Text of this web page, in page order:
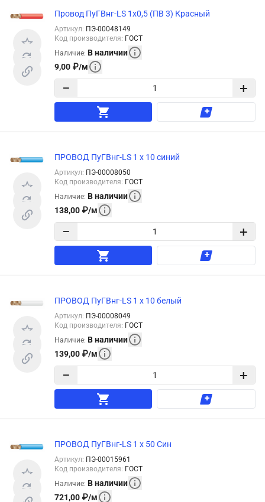
Провод ПуГВнг-LS 1х0,5 (ПВ 3) Красный
Артикул: ПЭ-00048149
Код производителя: ГОСТ
Наличие: В наличии
9,00 ₽/м
− +
ПРОВОД ПуГВнг-LS 1 х 10 синий
Артикул: ПЭ-00008050
Код производителя: ГОСТ
Наличие: В наличии
138,00 ₽/м
− +
ПРОВОД ПуГВнг-LS 1 х 10 белый
Артикул: ПЭ-00008049
Код производителя: ГОСТ
Наличие: В наличии
139,00 ₽/м
− +
ПРОВОД ПуГВнг-LS 1 х 50 Син
Артикул: ПЭ-00015961
Код производителя: ГОСТ
Наличие: В наличии
721,00 ₽/м